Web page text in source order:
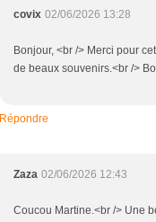
covix 02/06/2026 13:28
Bonjour, <br /> Merci pour
de beaux souvenirs.<br />
Répondre
Zaza 02/06/2026 12:43
Coucou Martine.<br /> Une